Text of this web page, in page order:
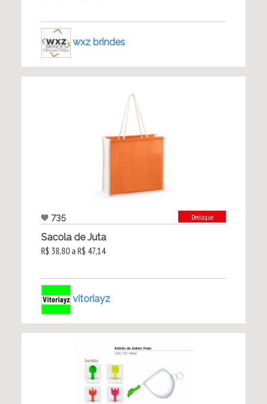
wxz brindes
735 Destaque
Sacola de Juta
R$ 38,80 a R$ 47,14
vitoriayz